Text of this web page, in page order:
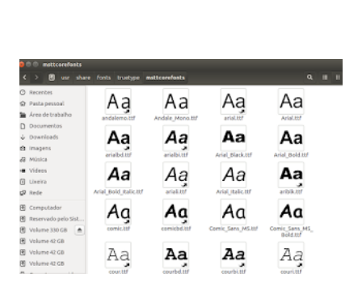
para usuários iniciantes... 1- Atualizar a lista de pacotes: $
sudo apt-get update 2- Atualizar toda a distro: $ sudo apt-
get -f dist-upgrade ou update-manager -d -c 3- Instalar
pacotes: $ sudo apt-get install [nome do pacote] 4-
Procurar arquivos corrompidos: $ sudo apt-get check 5-
Corrigir problemas de dependências, concluir instalação de
pacotes pendentes e outros erros: $ sudo apt-get -f install
6- Se o comando sudo apt-get -f install nã...